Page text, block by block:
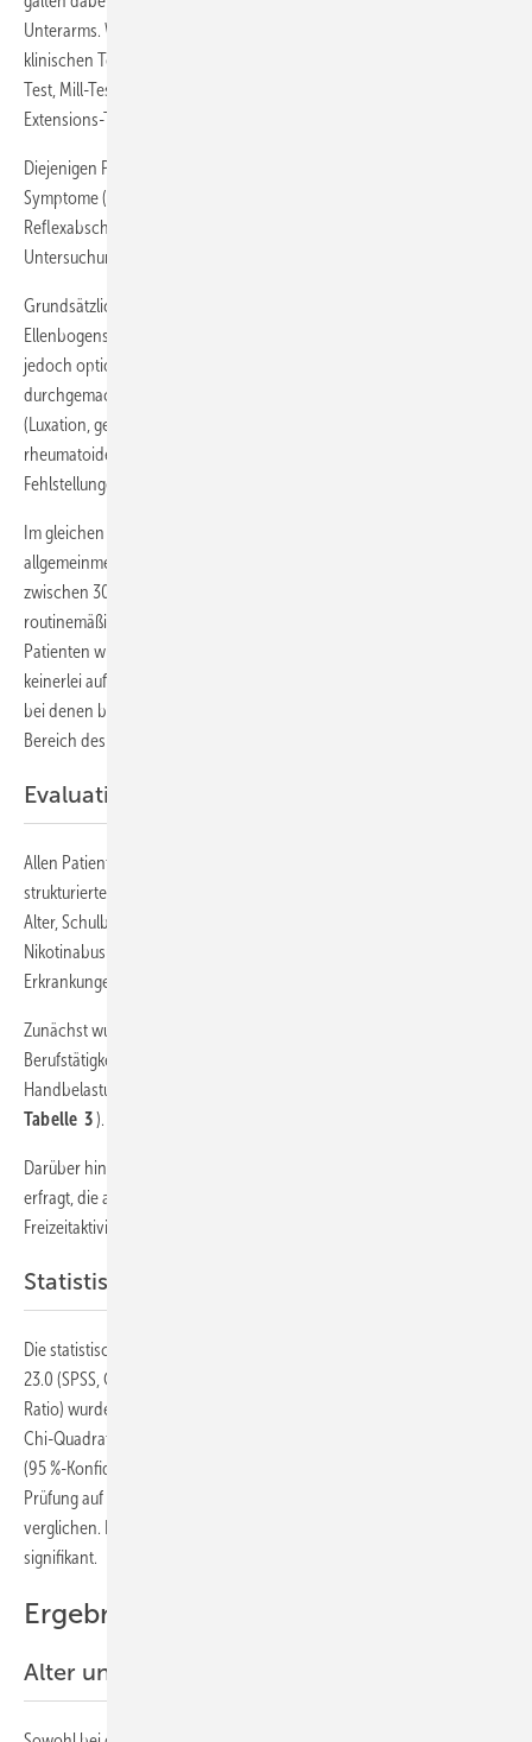
Unterarms. Weiterhin mussten mindestens zwei der nachfolgenden
klinischen Tests positiv sein. Chair-Test, Bowden-Test, Thompson-
Test, Mill-Test, Bewegungsstresstest, Cozen-Test oder Mittelfinger-
Extensions-Test (Bukckup 2000).
Diejenigen Patienten, bei denen neurologische oder radikuläre
Symptome (motorische Ausfälle bzw. Parästhesien) oder
Reflexabschwächungen festgestellt wurden, wurden aus der
Untersuchung ausgeschlossen.
Grundsätzlich wurde eine Standard-Röntgendiagnostik des
Ellenbogens durchgeführt, eine zusätzliche Kernspintomographie war
jedoch optional. Ausschlusskriterien für die Untersuchung waren
durchgemachte Makroverletzungen des Ellenbogengelenks und Arms
(Luxation, gelenksnahe Frakturen), bereits erfolgte Operationen,
rheumatoide Arthritis oder sonstige angeborene oder erworbene
Fehlstellungen im Bereich der oberen Extremität.
Im gleichen Untersuchungszeitraum wurden aus 2 großen
allgemeinmedizinischen Praxen ebenso Patienten (n = 126) im Alter
zwischen 30 und 60 Jahren ausgewählt, die sich einer
routinemäßigen Jahreskontrolluntersuchung unterzogen. Diese
Patienten wurden in die Kontrollgruppe dann aufgenommen, wenn
keinerlei auf eine Epikondylitis hinweisende Symptome vorlagen oder
bei denen bereits zu einem früheren Zeitpunkt eine Operation im
Bereich des Ellenbogens erfolgt war (
Evaluation
Allen Patienten wurde anlässlich der Eingangsuntersuchung ein
strukturierter Fragebogen ausgehändigt. Dabei wurden Angaben zu
Alter, Schulbildung, sozialer Situation, zum Alkohol- und
Nikotinabusus, zu den anthropometrischen Daten und zu
Erkrankungen, die nicht die Hand betrafen, erhoben.
Zunächst wurden die Probanden bezüglich ihrer derzeitigen
Berufstätigkeit befragt. Dabei wurden potenzielle Ellenbogen- und
Handbelastungen, getrennt für die rechte und linke Seite, erfragt (
Tabelle 3).
Darüber hinaus wurden weitere, außerberufliche Handbelastungen
erfragt, die als Risikofaktor für ein KTS gelten können (Sport,
Freizeitaktivitäten, Hausarbeit, Pflege von Angehörigen).
Statistische Auswertung
Die statistische Auswertung erfolgte mit dem Programm SPSS Version
23.0 (SPSS, Chicago IL., USA). Die statistischen Effektgröße OR (Odds
Ratio) wurde deskriptiv mit der Vierfeldertafel errechnet und mit dem
Chi-Quadrattest berechnet. Die OR wird jeweils mit dem 95 % CI
(95 %-Konfidenzintervall) angegeben. Stetige Variablen wurden nach
Prüfung auf Normalverteilung (KW-Anpassungstest) durch ANOVA
verglichen. Für alle statistischen Auswertung galt p = 0,05 als
signifikant.
Ergebnisse
Alter und Geschlecht